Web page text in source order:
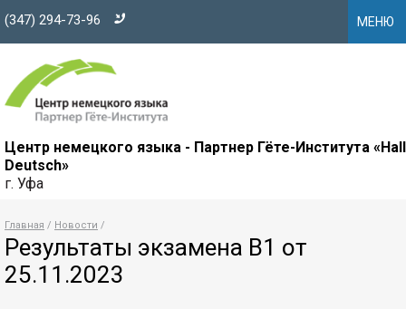
Главная Новости
Результаты экзамена В1 от
25.11.2023
(347) 294-73-96 МЕНЮ
Центр немецкого языка - Партнер Гёте-Института
Deutsch»
г. Уфа